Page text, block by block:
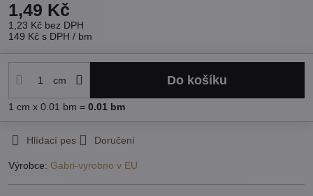
1,49 Kč
1,23 Kč bez DPH
149 Kč s DPH / bm
cm Do košíku
1 cm x 0.01 bm = 0.01 bm
Hlídací pes Doručení
Výrobce: Gabri-vyrobno v EU